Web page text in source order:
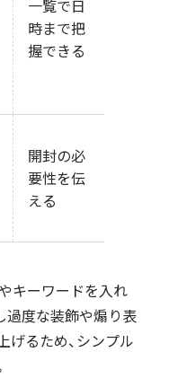
一覧で日
時まで把
握できる
開封の必
要性を伝
える
やキーワードを入れ
過度な装飾や煽り表
るため、シンプル